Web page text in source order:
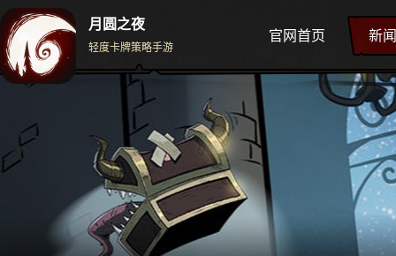
月圆之夜
轻度卡牌策略手游
官网首页 新